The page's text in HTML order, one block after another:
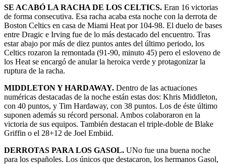
SE ACABÓ LA RACHA DE LOS CELTICS. Eran 16 victorias
de forma consecutiva. Esa racha acaba esta noche con la derrota de
Boston Celtics en casa de Miami Heat por 104-98. El duelo de bases
entre Dragic e Irving fue de lo más destacado del encuentro. Tras
estar abajo por más de diez puntos antes del último periodo, los
Celtics rozaron la remontada (91-90, minuto 45) pero el esloveno de
los Heat se encargó de anular la heroica verde y protagonizar la
ruptura de la racha.
MIDDLETON Y HARDAWAY. Dentro de las actuaciones
numéricas destacadas de la noche están estas dos: Khris Middleton,
con 40 puntos, y Tim Hardaway, con 38 puntos. Los de éste último
suponen además su récord personal. Ambos colaboraron en la
victoria de sus equipos. También destacan el triple-doble de Blake
Griffin o el 28+12 de Joel Embiid.
DERROTAS PARA LOS GASOL. UNo fue una buena noche
para los españoles. Los únicos que destacaron, los hermanos Gasol,